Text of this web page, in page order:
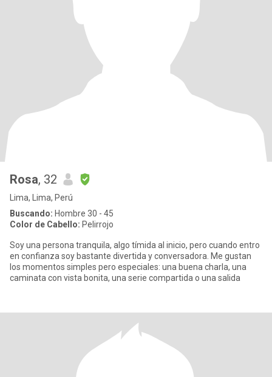
Rosa, 32
Lima, Lima, Perú
Buscando: Hombre 30 - 45
Color de Cabello: Pelirrojo
Soy una persona tranquila, algo tímida al inicio, pero cuando entro
en confianza soy bastante divertida y conversadora. Me gustan
los momentos simples pero especiales: una buena charla, una
caminata con vista bonita, una serie compartida o una salida